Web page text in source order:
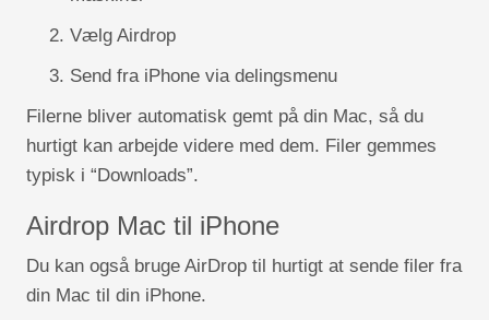
Vælg Airdrop
Send fra iPhone via delingsmenu
Filerne bliver automatisk gemt på din Mac, så du
hurtigt kan arbejde videre med dem. Filer gemmes
typisk i “Downloads”.
Airdrop Mac til iPhone
Du kan også bruge AirDrop til hurtigt at sende filer fra
din Mac til din iPhone.